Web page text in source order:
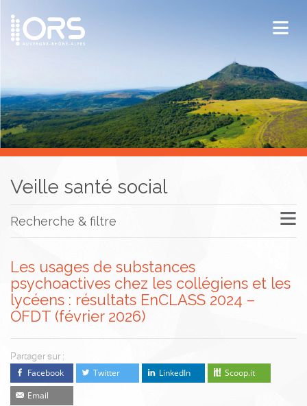
ORS Auvergne-Rhône-Alpes
Publications
Documentation / Veille
Veille santé social
Recherche & filtre
Les usages de substances
psychoactives chez les collégiens et les
lycéens : résultats EnCLASS 2024 –
OFDT (février 2026)
Partager sur :
Facebook Twitter LinkedIn
Scoop.it
Email